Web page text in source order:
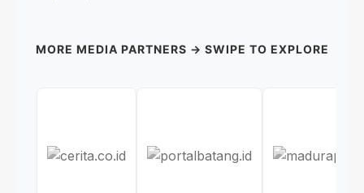
MORE MEDIA PARTNERS → SWIPE TO EXPLORE